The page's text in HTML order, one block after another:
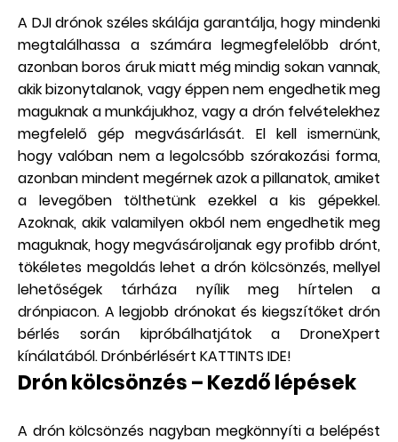
A DJI drónok széles skálája garantálja, hogy mindenki
megtalálhassa a számára legmegfelelőbb drónt,
azonban boros áruk miatt még mindig sokan vannak,
akik bizonytalanok, vagy éppen nem engedhetik meg
maguknak a munkájukhoz, vagy a drón felvételekhez
megfelelő gép megvásárlását. El kell ismernünk,
hogy valóban nem a legolcsóbb szórakozási forma,
azonban mindent megérnek azok a pillanatok, amiket
a levegőben tölthetünk ezekkel a kis gépekkel.
Azoknak, akik valamilyen okból nem engedhetik meg
maguknak, hogy megvásároljanak egy profibb drónt,
tökéletes megoldás lehet a drón kölcsönzés, mellyel
lehetőségek tárháza nyílik meg hírtelen a
drónpiacon. A legjobb drónokat és kiegszítőket drón
bérlés során kipróbálhatjátok a DroneXpert
kínálatából. Drónbérlésért KATTINTS IDE!
Drón kölcsönzés – Kezdő lépések
A drón kölcsönzés nagyban megkönnyíti a belépést